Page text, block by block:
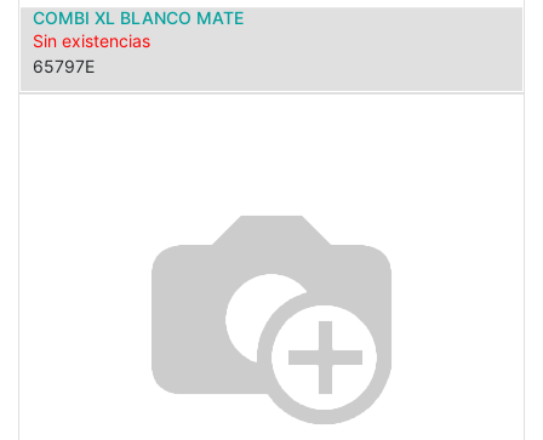
COMBI XL BLANCO MATE
Sin existencias
65797E